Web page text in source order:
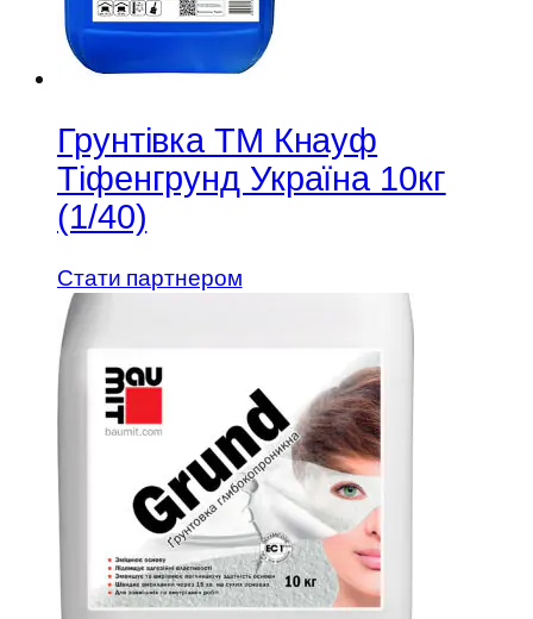
Грунтівка ТМ Кнауф
Тіфенгрунд Україна 10кг
(1/40)
Стати партнером